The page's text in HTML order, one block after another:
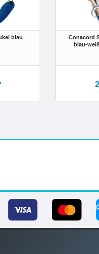
blau
Conacord
blau-